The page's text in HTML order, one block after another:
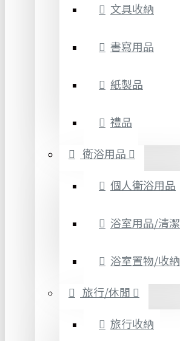
文具收納
書寫用品
紙製品
禮品
衛浴用品
個人衛浴用品
浴室用品/清潔
浴室置物/收納
旅行/休閒
旅行收納